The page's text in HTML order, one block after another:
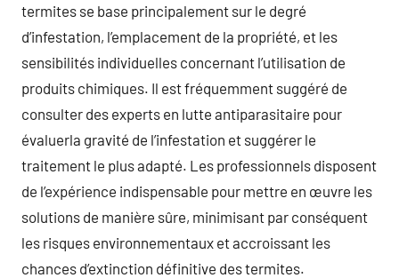
termites se base principalement sur le degré
d’infestation, l’emplacement de la propriété, et les
sensibilités individuelles concernant l’utilisation de
produits chimiques. Il est fréquemment suggéré de
consulter des experts en lutte antiparasitaire pour
évaluerla gravité de l’infestation et suggérer le
traitement le plus adapté. Les professionnels disposent
de l’expérience indispensable pour mettre en œuvre les
solutions de manière sûre, minimisant par conséquent
les risques environnementaux et accroissant les
chances d’extinction définitive des termites.